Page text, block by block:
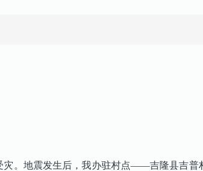
。地震发生后，我办驻村点——吉隆县吉普